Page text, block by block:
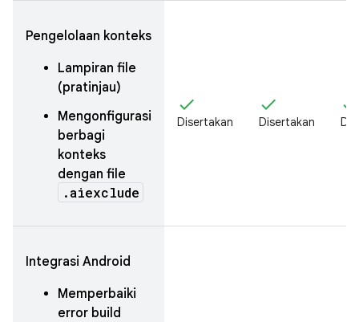
Pengelolaan konteks
Lampiran file
(pratinjau)
Mengonfigurasi
berbagi
konteks
dengan file
.aiexclude
check
Disertakan
check
Disertakan
check
Integrasi Android
Memperbaiki
error build